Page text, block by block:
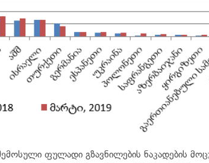
ფულადი გზავნილების ნაკადების